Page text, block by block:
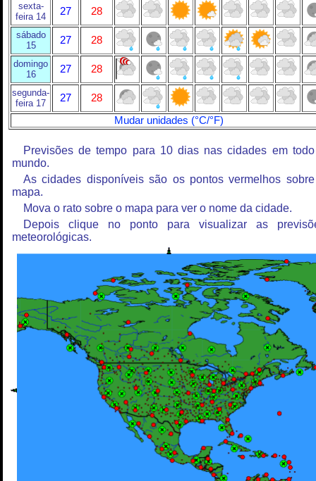
sexta-
feira 14
27 28
sábado
15
27 28
domingo
16
27 28
segunda-
feira 17
27
28
Mudar unidades (°C/°F)
Previsões de tempo para 10 dias nas cidades em
mundo.
As cidades disponíveis são os pontos vermelhos
mapa.
Mova o rato sobre o mapa para ver o nome da cidade.
Depois clique no ponto para visualizar as
meteorológicas.